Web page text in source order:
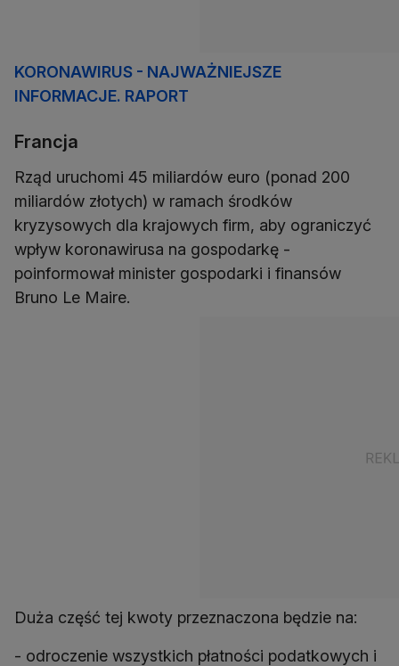
KORONAWIRUS - NAJWAŻNIEJSZE
INFORMACJE. RAPORT
Francja
Rząd uruchomi 45 miliardów euro (ponad 200
miliardów złotych) w ramach środków
kryzysowych dla krajowych firm, aby ograniczyć
wpływ koronawirusa na gospodarkę -
poinformował minister gospodarki i finansów
Bruno Le Maire.
Duża część tej kwoty przeznaczona będzie na:
- odroczenie wszystkich płatności podatkowych i